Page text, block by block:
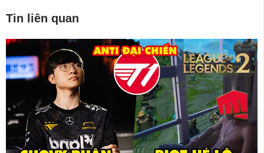
Tin liên quan